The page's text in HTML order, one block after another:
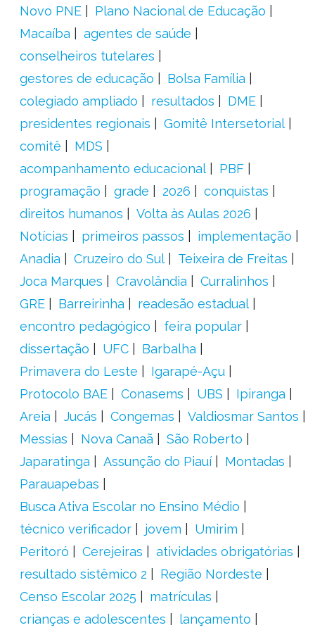
Novo PNE
Plano Nacional de Educação
Macaíba
agentes de saúde
conselheiros tutelares
gestores de educação
Bolsa Família
colegiado ampliado
resultados
DME
presidentes regionais
Gomitê Intersetorial
comitê
MDS
acompanhamento educacional
PBF
programação
grade 2026
conquistas
direitos humanos
Volta às Aulas 2026
Notícias
primeiros passos
implementação
Anadia
Cruzeiro do Sul
Teixeira de Freitas
Joca Marques
Cravolândia
Curralinhos
GRE
Barreirinha
readesão estadual
encontro pedagógico
feira popular
dissertação
UFC
Barbalha
Primavera do Leste
Igarapé-Açu
Protocolo BAE
Conasems UBS
Ipiranga
Areia
Jucás Congemas
Valdiosmar Santos
Messias
Nova Canaã
São Roberto
Japaratinga
Assunção do Piauí
Montadas
Parauapebas
Busca Ativa Escolar no Ensino Médio
técnico verificador
jovem
Umirim
Peritoró
Cerejeiras
atividades obrigatórias
resultado sistêmico 2
Região Nordeste
Censo Escolar 2025
matrículas
crianças e adolescentes
lançamento